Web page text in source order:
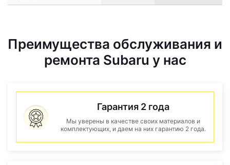
Преимущества обслуживания и
ремонта Subaru у нас
Гарантия 2 года
Мы уверены в качестве своих материалов и
комплектующих, и даем на них гарантию 2 года.